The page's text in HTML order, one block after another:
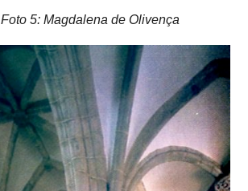
Foto 5: Magdalena de Olivença